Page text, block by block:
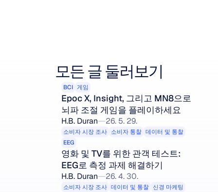
모든 글 둘러보기
BCI 게임
Epoc X, Insight, 그리고 MN8으로
뇌파 조절 게임을 플레이하세요
H.B. Duran 26. 5. 29.
소비자 시장 조사 소비자 통찰 데이터 및 통찰
EEG
영화 및 TV를 위한 관객 테스트:
EEG로 측정 과제 해결하기
H.B. Duran 26. 4. 30.
소비자 시장 조사 데이터 및 통찰 신경 마케팅